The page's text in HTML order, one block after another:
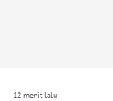
12 menit lalu